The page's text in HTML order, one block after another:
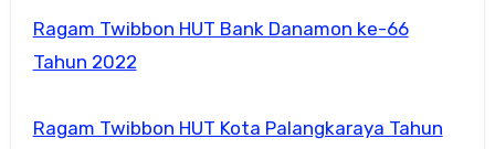
Ragam Twibbon HUT Bank Danamon ke-66
Tahun 2022
Ragam Twibbon HUT Kota Palangkaraya Tahun